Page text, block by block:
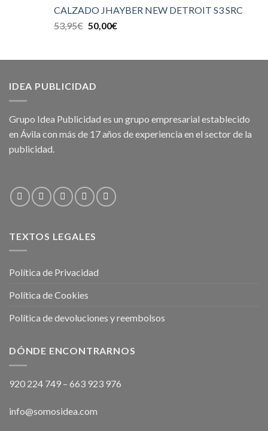
CALZADO JHAYBER NEW DETROIT S3 SRC
53,95€ 50,00€
IDEA PUBLICIDAD
Grupo Idea Publicidad es un grupo empresarial establecido
en Ávila con más de 17 años de experiencia en el sector de la
publicidad.
TEXTOS LEGALES
Política de Privacidad
Política de Cookies
Política de devoluciones y reembolsos
DÓNDE ENCONTRARNOS
920 224 749 – 663 923 976
info@somosidea.com